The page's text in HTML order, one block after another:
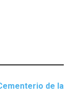
de la